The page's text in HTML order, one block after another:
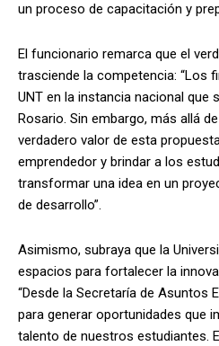
un proceso de capacitación y
El funcionario remarca que el
trasciende la competencia: “Los
UNT en la instancia nacional que
Rosario. Sin embargo, más allá
verdadero valor de esta
emprendedor y brindar a los
transformar una idea en un
de desarrollo”.
Asimismo, subraya que la
espacios para fortalecer la
“Desde la Secretaría de Asuntos
para generar oportunidades que
talento de nuestros estudiantes.